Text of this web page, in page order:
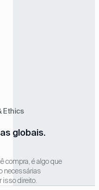
Ethics
globais.
compra, é algo que
necessárias
isso direito.